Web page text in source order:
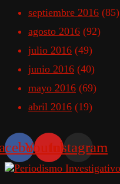
septiembre 2016 (85)
agosto 2016 (92)
julio 2016 (49)
junio 2016 (40)
mayo 2016 (69)
abril 2016 (19)
YoutubeInstagram